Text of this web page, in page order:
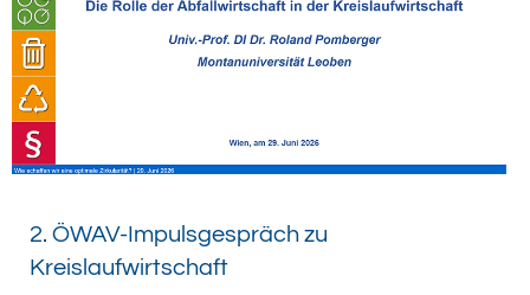
2. ÖWAV-Impulsgespräch zu
Kreislaufwirtschaft